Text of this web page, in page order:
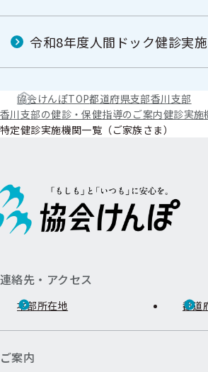
令和8年度人間ドック健診実
協会けんぽTOP都道府県支部香川支部
香川支部の健診・保健指導のご案内健診実施
特定健診実施機関一覧（ご家族さま）
連絡先・アクセス
本部所在地 都道
ご案内